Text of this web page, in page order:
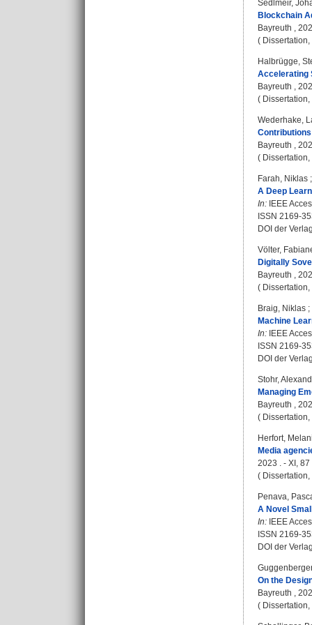
Sedlmeir,
Blockchain
Bayreuth ,
(
Halbrügge,
Accelerating
Bayreuth ,
(
Wederhake,
Bayreuth ,
(
Farah, Niklas
A Deep
In: IEEE
ISSN 2169-
DOI der
Völter,
Digitally
Bayreuth ,
(
Braig, Niklas ;
Machine
In: IEEE
ISSN 2169-
DOI der
Stohr,
Managing
Bayreuth ,
(
Herfort,
Media
2023 . - XI, 87
(
Penava,
A Novel
In: IEEE
ISSN 2169-
DOI der
On the
Bayreuth ,
(